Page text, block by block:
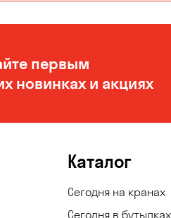
первым
новинках и акциях
Каталог
Сегодня на кранах
Сегодня в бутылках